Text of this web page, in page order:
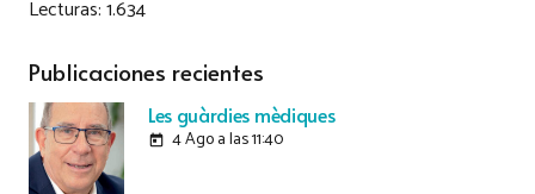
Lecturas:1.634
Publicaciones recientes
Les guàrdies mèdiques
today 4 Ago a las 11:40